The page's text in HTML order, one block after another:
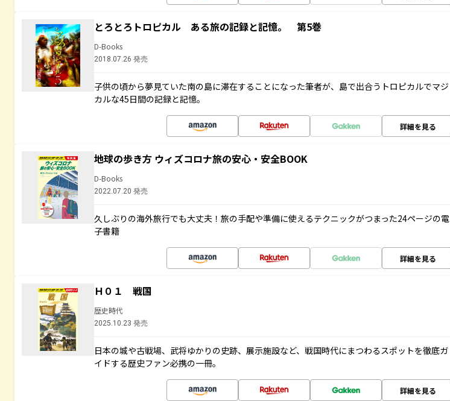
とろとろトロピカル ある旅の記録と記憶。 第5巻
D-Books
2018.07.26 発売
子供の頃から夢見ていた南の島に滞在することになった筆者が、島で出合うトロピカルでマジ
カルな45日間の記録と記憶。
詳細を見る
地球の歩き方 ウィズコロナ旅の安心・安全BOOK
D-Books
2022.07.20 発売
久しぶりの海外旅行でも大丈夫！旅の手配や準備に使えるテクニックがつまった24ページの電
子書籍
詳細を見る
Ｈ０１ 戦国
歴史時代
2025.10.23 発売
日本の城や古戦場、武将ゆかりの史跡、展示施設など、戦国時代にまつわるスポットを徹底ガ
イドする歴史ファン必携の一冊。
詳細を見る